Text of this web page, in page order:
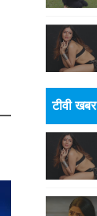
टीवी खबर